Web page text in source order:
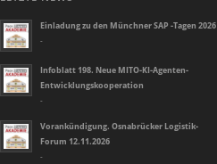
Einladung zu den Münchner SAP -Tagen 2026
-
Infoblatt 198. Neue MITO-KI-Agenten-
Entwicklungskooperation
-
Vorankündigung. Osnabrücker Logistik-
Forum 12.11.2026
-